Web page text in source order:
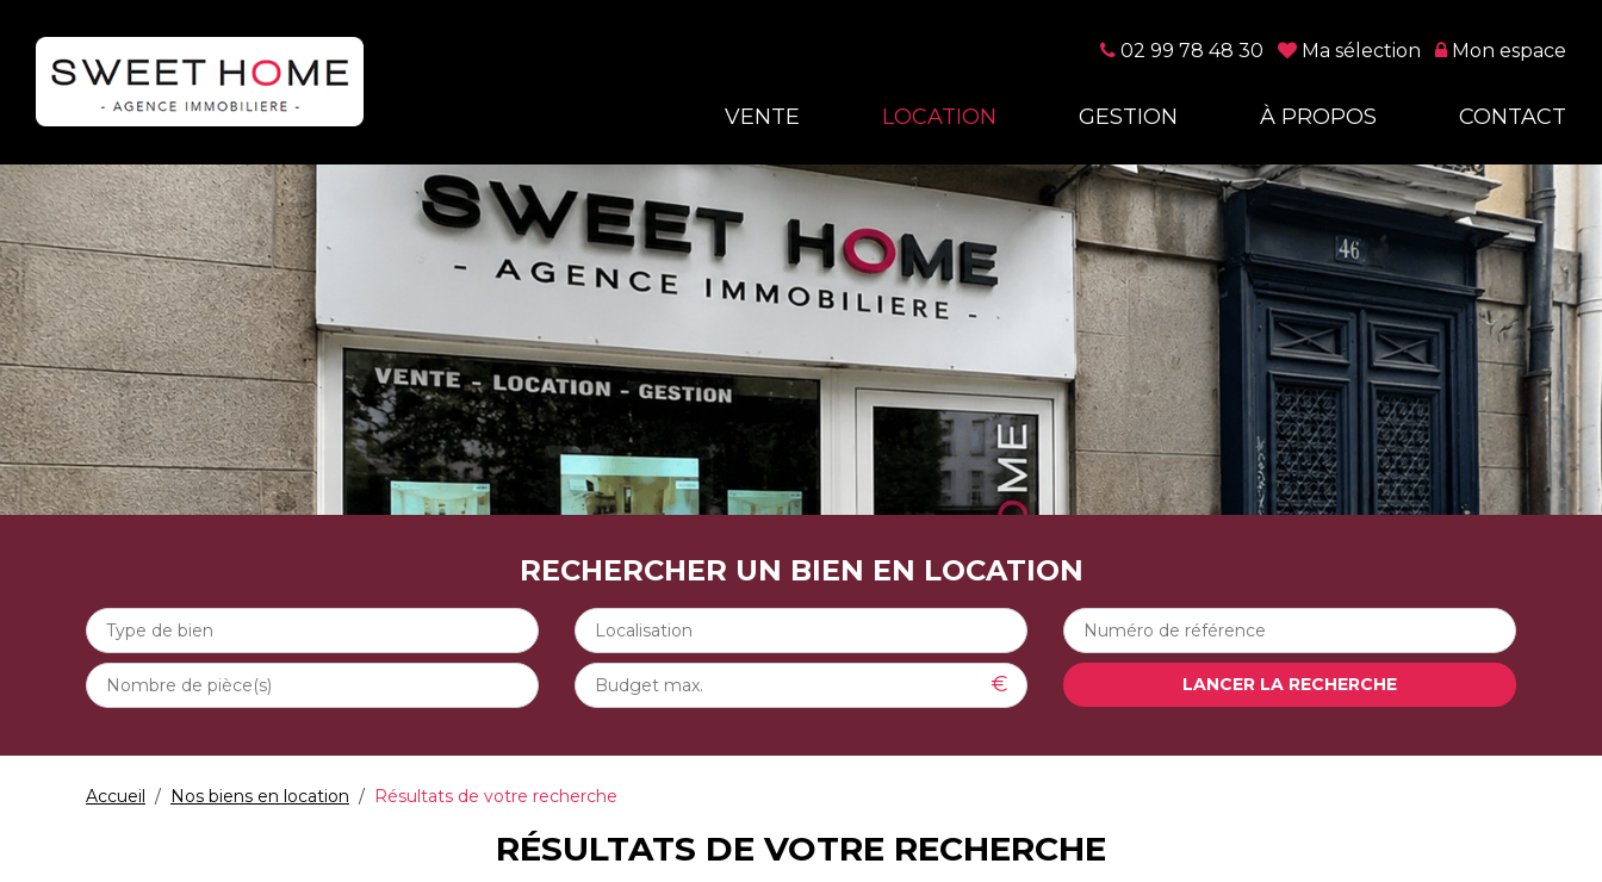
02 99 78 48 30 Ma sélection Mon espace
VENTE LOCATION GESTION À PROPOS CONTACT
RECHERCHER UN BIEN EN LOCATION
€ LANCER LA RECHERCHE
Accueil Nos biens en location Résultats de votre recherche
RÉSULTATS DE VOTRE RECHERCHE
VENTE
LOCATION
GESTION
À PROPOS
CONTACT